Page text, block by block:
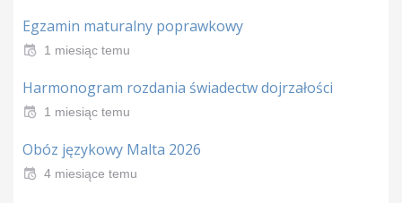
Egzamin maturalny poprawkowy
1 miesiąc temu
Harmonogram rozdania świadectw dojrzałości
1 miesiąc temu
Obóz językowy Malta 2026
4 miesiące temu